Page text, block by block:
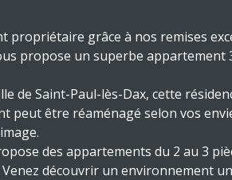
propriétaire grâce à nos remises
propose un superbe
de Saint-Paul-lès-Dax, cette
peut être réaménagé selon vos
des appartements du 2 au 3
découvrir un environnement